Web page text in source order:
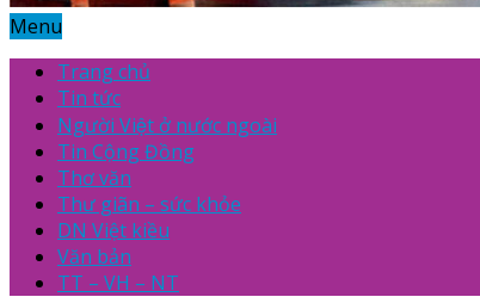
Menu
Trang chủ
Tin tức
Người Việt ở nước ngoài
Tin Cộng Đồng
Thơ văn
Thư giãn – sức khỏe
DN Việt kiều
Văn bản
TT – VH – NT